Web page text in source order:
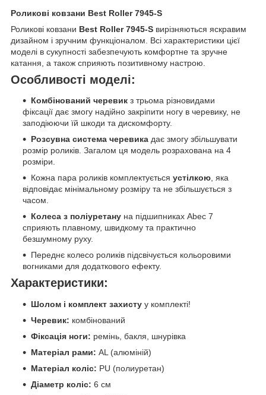
Роликові ковзани Best Roller 7945-S
Роликові ковзани Best Roller 7945-S вирізняються яскравим
дизайном і зручним функціоналом. Всі характеристики цієї
моделі в сукупності забезпечують комфортне та зручне
катання, а також сприяють позитивному настрою.
Особливості моделі:
Комбінований черевик з трьома різновидами
фіксації дає змогу надійно закріпити ногу в черевику, не
заподіюючи їй шкоди та дискомфорту.
Розсувна система черевика дає змогу збільшувати
розмір роликів. Загалом ця модель розрахована на 4
розміри.
Кожна пара роликів комплектується устілкою, яка
відповідає мінімальному розміру та не збільшується з
часом.
Колеса з поліуретану на підшипниках Abec 7
сприяють плавному, швидкому та практично
безшумному руху.
Переднє колесо роликів підсвічується кольоровими
вогниками для додаткового ефекту.
Характеристики:
Шолом і комплект захисту у комплекті!
Черевик: комбінований
Фіксація ноги: ремінь, бакля, шнурівка
Матеріал рами: AL (алюміній)
Матеріал коліс: PU (полиуретан)
Діаметр коліс: 6 см